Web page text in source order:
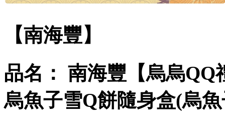
【南海豐】
品名： 南海豐【烏烏
烏魚子雪Q餅隨身盒(烏